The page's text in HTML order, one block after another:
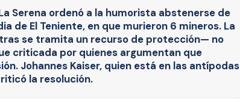
Serena ordenó a la humorista abstenerse de
de El Teniente, en que murieron 6 mineros. La
se tramita un recurso de protección— no
criticada por quienes argumentan que
Johannes Kaiser, quien está en las antípodas
la resolución.